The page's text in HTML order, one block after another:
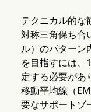
テクニカル的な
対称三角保ち合
ル）のパターン
を目指すには、
定する必要があ
移動平均線（
要なサポートゾ